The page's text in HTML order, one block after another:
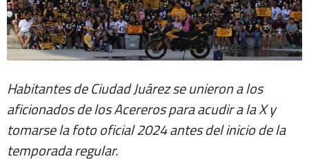
Habitantes de Ciudad Juárez se unieron a los
aficionados de los Acereros para acudir a la X y
tomarse la foto oficial 2024 antes del inicio de la
temporada regular.